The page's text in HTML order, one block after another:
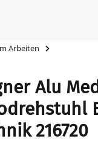
Arbeiten
Alu
216720